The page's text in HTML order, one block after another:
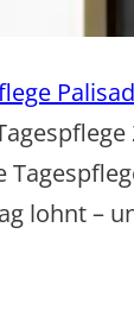
lohnt –